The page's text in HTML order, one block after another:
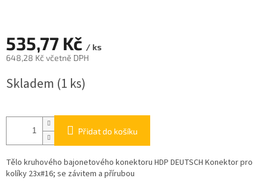
535,77 Kč / ks
648,28 Kč včetně DPH
cena:
Skladem (1 ks)
Přidat do košíku
Tělo kruhového bajonetového konektoru HDP DEUTSCH Konektor pro
kolíky 23x#16; se závitem a přírubou